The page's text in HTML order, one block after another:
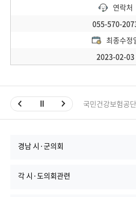
연락처
055-570-
최종수정
2023-02-03
국민건강보험공단
경남 시·군의회
각 시·도의회관련